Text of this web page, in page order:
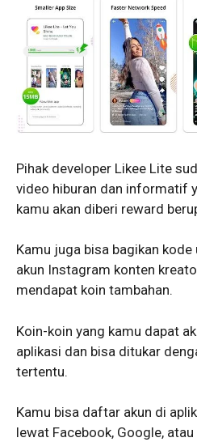
Pihak developer Likee Lite
video hiburan dan informatif
kamu akan diberi reward
Kamu juga bisa bagikan
akun Instagram konten
mendapat koin tambahan.
Koin-koin yang kamu dapat
aplikasi dan bisa ditukar
tertentu.
Kamu bisa daftar akun di
lewat Facebook, Google,